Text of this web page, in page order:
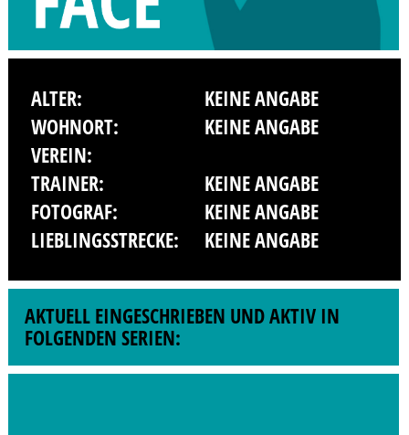
ALTER:
KEINE ANGABE
WOHNORT:
KEINE ANGABE
VEREIN:
TRAINER:
KEINE ANGABE
FOTOGRAF:
KEINE ANGABE
LIEBLINGSSTRECKE:
KEINE ANGABE
AKTUELL EINGESCHRIEBEN UND AKTIV IN
FOLGENDEN SERIEN: